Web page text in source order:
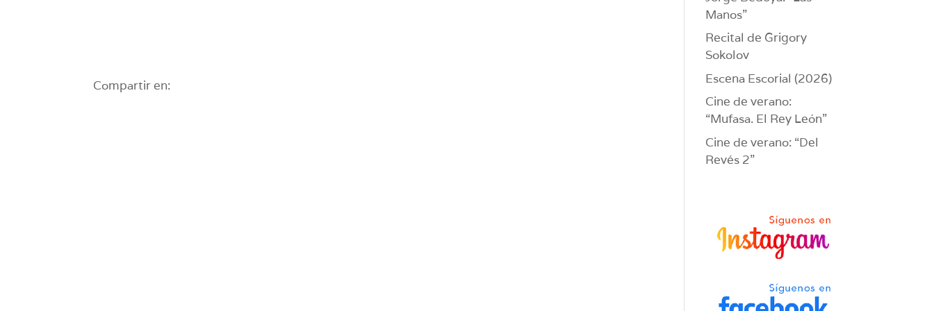
Compartir en:
Manos”
Recital de Grigory
Sokolov
Escena Escorial (2026)
Cine de verano:
“Mufasa. El Rey León”
Cine de verano: “Del
Revés 2”